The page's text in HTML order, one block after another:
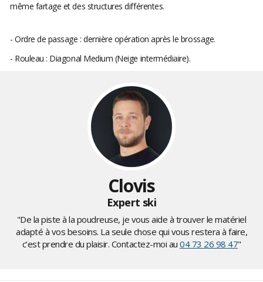
même fartage et des structures différentes.
- Ordre de passage : dernière opération après le brossage.
- Rouleau : Diagonal Medium (Neige intermédiaire).
Clovis
Expert ski
"De la piste à la poudreuse, je vous aide à trouver le matériel
adapté à vos besoins. La seule chose qui vous restera à faire,
c’est prendre du plaisir. Contactez-moi au 04 73 26 98 47"